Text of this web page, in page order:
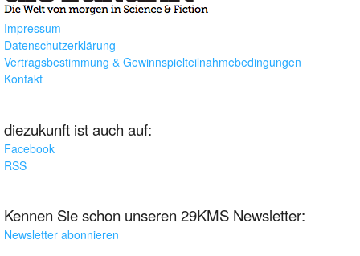
Impressum
Datenschutzerklärung
Vertragsbestimmung & Gewinnspielteilnahmebedingungen
Kontakt
diezukunft ist auch auf:
Facebook
RSS
Kennen Sie schon unseren 29KMS Newsletter:
Newsletter abonnieren